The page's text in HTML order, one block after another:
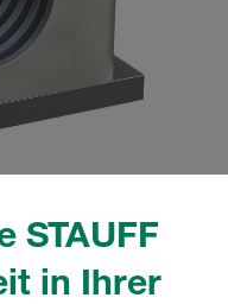
STAUFF
in Ihrer
und kann vom